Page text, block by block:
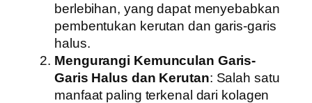
berlebihan, yang dapat menyebabkan
pembentukan kerutan dan garis-garis
halus.
Mengurangi Kemunculan Garis-
Garis Halus dan Kerutan: Salah satu
manfaat paling terkenal dari kolagen